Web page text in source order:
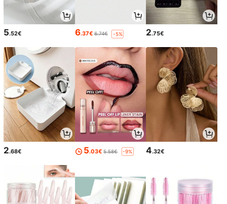
5.52€ 6.37€ 6.74€ -5% 2.75€
2.68€ 5.03€ 5.58€ -9% 4.32€